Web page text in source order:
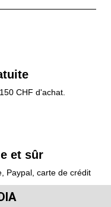
CHF d'achat.
et sûr
Paypal, carte de crédit